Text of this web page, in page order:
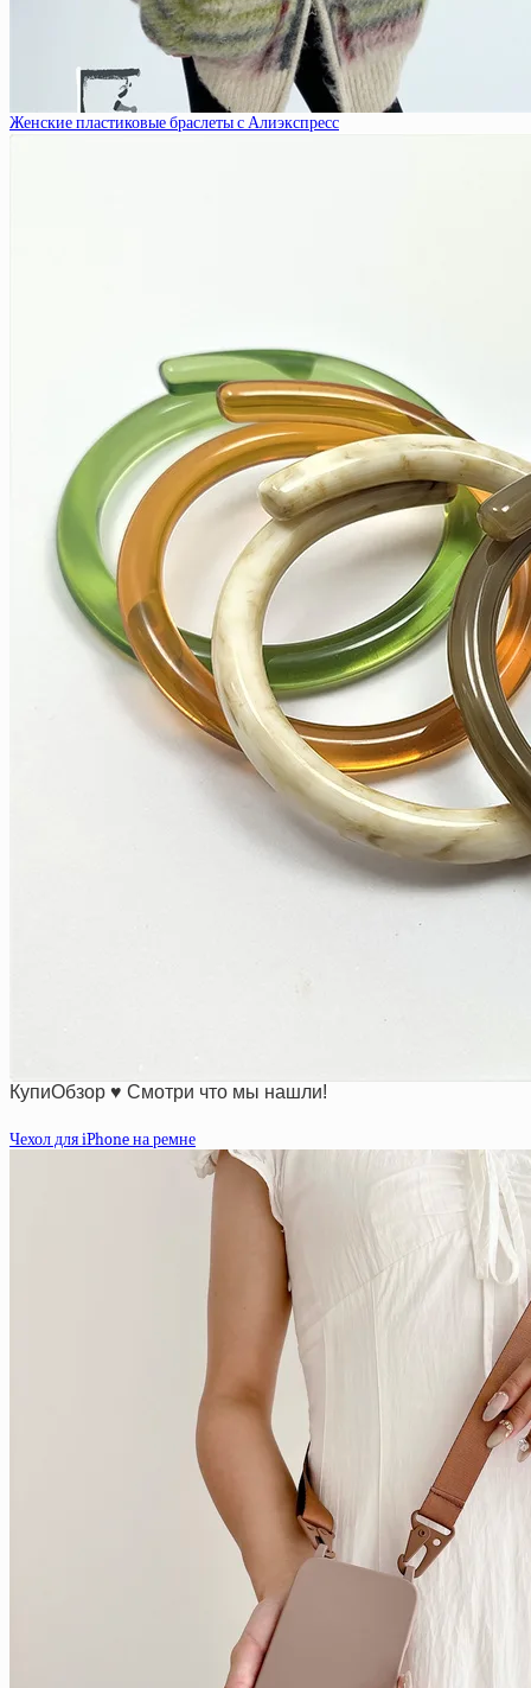
Женские пластиковые браслеты с Алиэкспресс
КупиОбзор ♥ Смотри что мы нашли!
Чехол для iPhone на ремне